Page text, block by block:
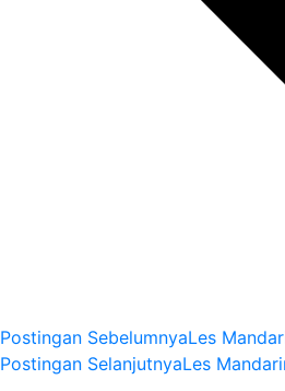
Postingan SebelumnyaLes
Postingan SelanjutnyaLes